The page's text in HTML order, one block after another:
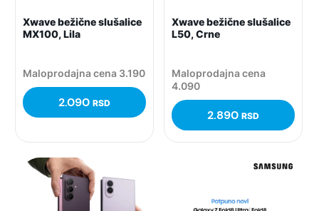
Xwave bežične slušalice
MX100, Lila
Maloprodajna cena 3.190
2.090 RSD
Xwave bežične slušalice
L50, Crne
Maloprodajna cena
4.090
2.890 RSD